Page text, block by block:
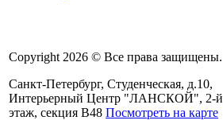
Copyright 2026 © Все права защищены.
Санкт-Петербург, Студенческая, д.10,
Интерьерный Центр "ЛАНСКОЙ", 2-й
этаж, секция В48 Посмотреть на карте